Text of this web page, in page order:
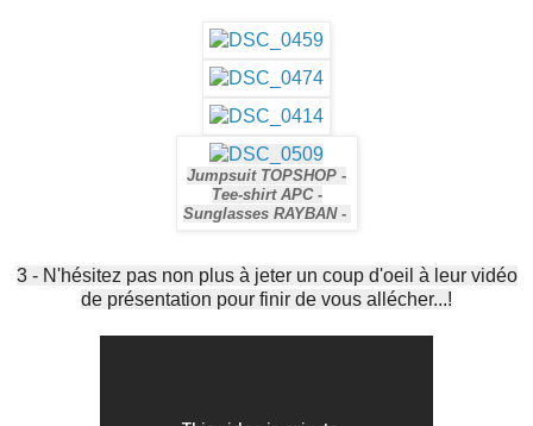
Jumpsuit TOPSHOP -
Tee-shirt APC -
Sunglasses RAYBAN -
3 - N'hésitez pas non plus à jeter un coup d'oeil à leur vidéo
de présentation pour finir de vous allécher...!